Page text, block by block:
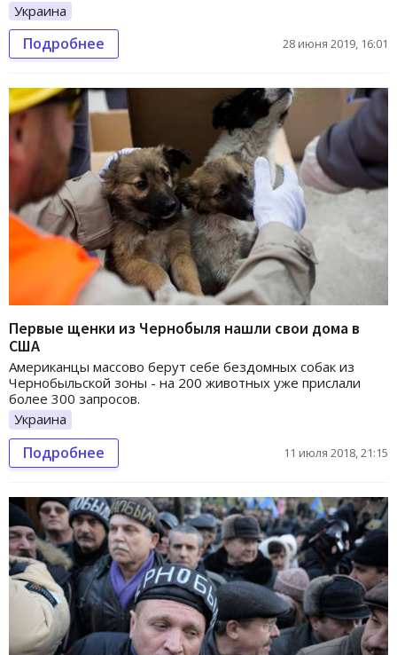
Украина
Подробнее 28 июня 2019, 16:01
Первые щенки из Чернобыля нашли свои дома в
США
Американцы массово берут себе бездомных собак из
Чернобыльской зоны - на 200 животных уже прислали
более 300 запросов.
Украина
Подробнее 11 июля 2018, 21:15